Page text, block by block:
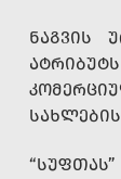
ᲜᲐᲒᲕᲘᲡ